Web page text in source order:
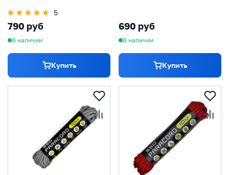
5
790 руб
В наличии
Купить
690 руб
В наличии
Купить